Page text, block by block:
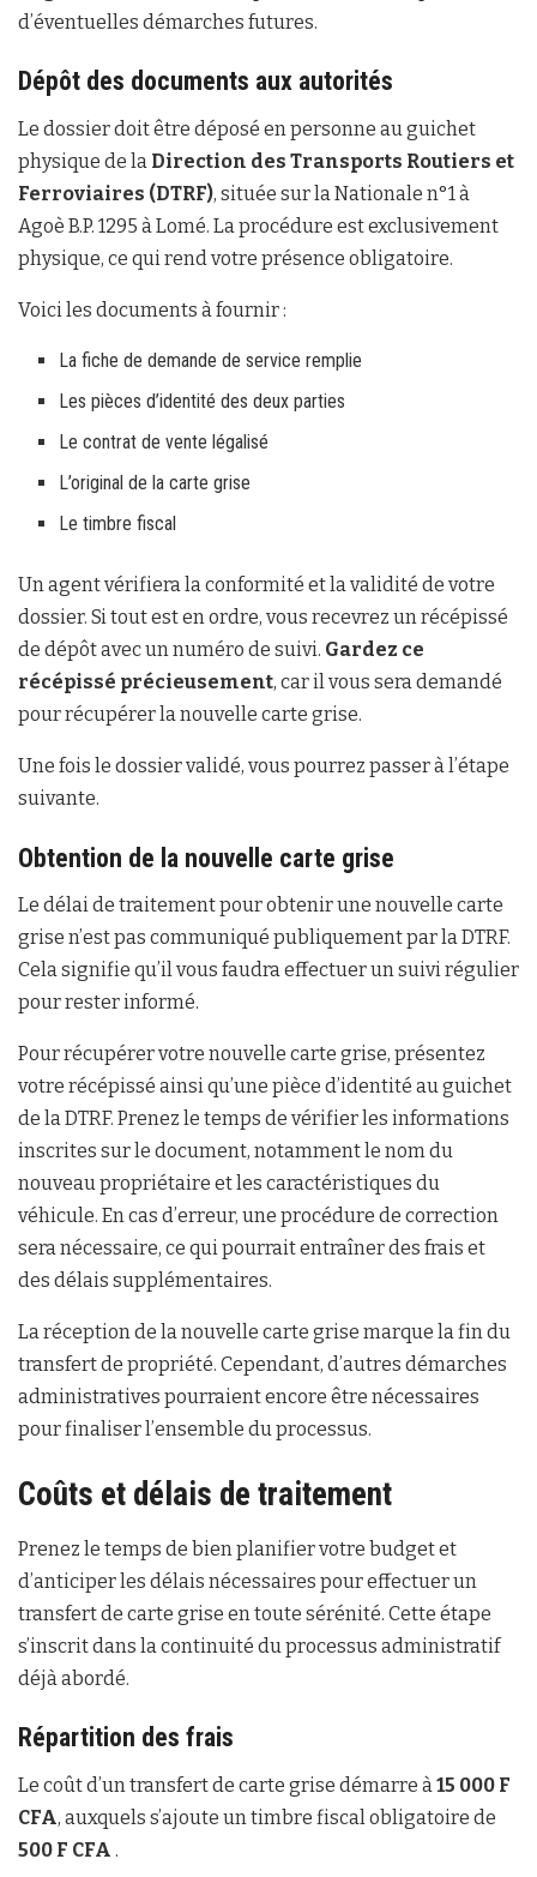
d’éventuelles démarches futures.
Dépôt des documents aux autorités
Le dossier doit être déposé en personne au guichet
physique de la Direction des Transports Routiers et
Ferroviaires (DTRF), située sur la Nationale n°1 à
Agoè B.P. 1295 à Lomé. La procédure est exclusivement
physique, ce qui rend votre présence obligatoire.
Voici les documents à fournir :
La fiche de demande de service remplie
Les pièces d’identité des deux parties
Le contrat de vente légalisé
L’original de la carte grise
Le timbre fiscal
Un agent vérifiera la conformité et la validité de votre
dossier. Si tout est en ordre, vous recevrez un récépissé
de dépôt avec un numéro de suivi. Gardez ce
récépissé précieusement, car il vous sera demandé
pour récupérer la nouvelle carte grise.
Une fois le dossier validé, vous pourrez passer à l’étape
suivante.
Obtention de la nouvelle carte grise
Le délai de traitement pour obtenir une nouvelle carte
grise n’est pas communiqué publiquement par la DTRF.
Cela signifie qu’il vous faudra effectuer un suivi régulier
pour rester informé.
Pour récupérer votre nouvelle carte grise, présentez
votre récépissé ainsi qu’une pièce d’identité au guichet
de la DTRF. Prenez le temps de vérifier les informations
inscrites sur le document, notamment le nom du
nouveau propriétaire et les caractéristiques du
véhicule. En cas d’erreur, une procédure de correction
sera nécessaire, ce qui pourrait entraîner des frais et
des délais supplémentaires.
La réception de la nouvelle carte grise marque la fin du
transfert de propriété. Cependant, d’autres démarches
administratives pourraient encore être nécessaires
pour finaliser l’ensemble du processus.
Coûts et délais de traitement
Prenez le temps de bien planifier votre budget et
d’anticiper les délais nécessaires pour effectuer un
transfert de carte grise en toute sérénité. Cette étape
s’inscrit dans la continuité du processus administratif
déjà abordé.
Répartition des frais
Le coût d’un transfert de carte grise démarre à15 000 F
CFA, auxquels s’ajoute un timbre fiscal obligatoire de
500 F CFA .